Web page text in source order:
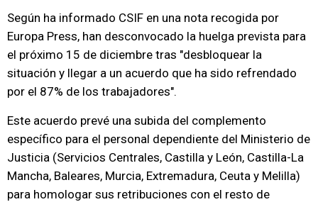
Según ha informado CSIF en una nota recogida por
Europa Press, han desconvocado la huelga prevista para
el próximo 15 de diciembre tras "desbloquear la
situación y llegar a un acuerdo que ha sido refrendado
por el 87% de los trabajadores".
Este acuerdo prevé una subida del complemento
específico para el personal dependiente del Ministerio de
Justicia (Servicios Centrales, Castilla y León, Castilla-La
Mancha, Baleares, Murcia, Extremadura, Ceuta y Melilla)
para homologar sus retribuciones con el resto de